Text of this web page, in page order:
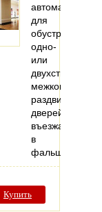
автоматики
для
обустройства
одно-
или
двухстворчатых
межкомнатных
раздвижных
дверей,
въезжающих
в
фальшстену..
Купить